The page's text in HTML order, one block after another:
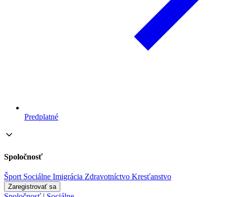
Predplatné
Spoločnosť
Šport Sociálne Imigrácia Zdravotníctvo Kresťanstvo
Zaregistrovať sa